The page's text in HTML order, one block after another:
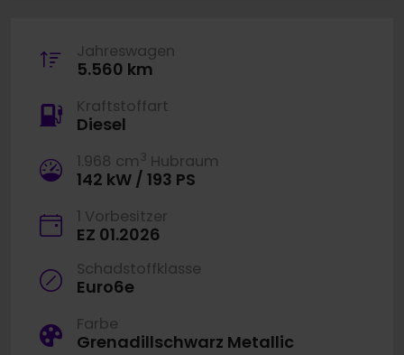
Jahreswagen
5.560 km
Kraftstoffart
Diesel
1.968 cm 3 Hubraum
142 kW / 193 PS
1 Vorbesitzer
EZ 01.2026
Schadstoffklasse
Euro6e
Farbe
Grenadillschwarz Metallic